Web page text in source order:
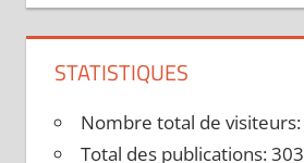
STATISTIQUES
Nombre total de visiteurs:
Total des publications:303